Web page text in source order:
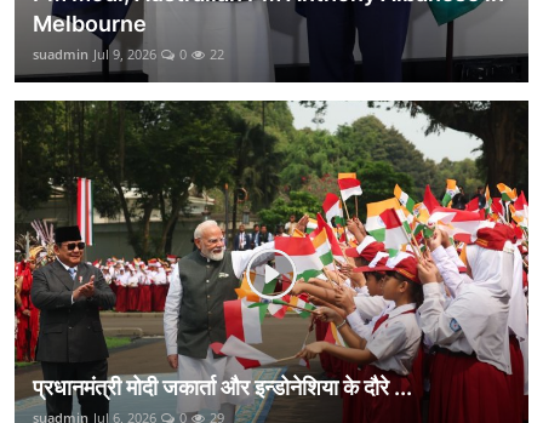
Melbourne
suadmin Jul 9, 2026 0 22
प्रधानमंत्री मोदी जकार्ता और इन्डोनेशिया के दौरे ...
suadmin Jul 6, 2026 0 29